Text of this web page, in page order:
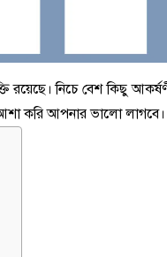
রয়েছে। নিচে বেশ কিছু
করি আপনার ভালো লাগবে।